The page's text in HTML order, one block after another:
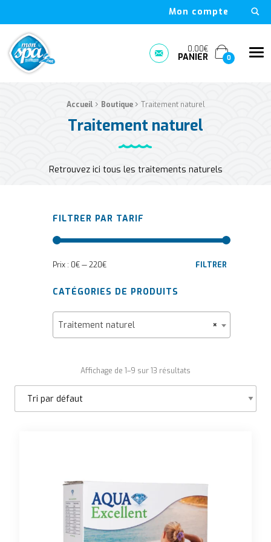
Mon compte
Mon Spa Spa sur-mesure, nage, bulle et boutique en ligne à
Prendre rendez-vous
0,00€
PANIER 0
Accueil › Boutique › Traitement naturel
Traitement naturel
Retrouvez ici tous les traitements naturels
FILTRER PAR TARIF
Prix min
Prix max FILTRER
Prix : 0€—220€
CATÉGORIES DE PRODUITS
×
Traitement naturel
Affichage de 1–9 sur 13 résultats